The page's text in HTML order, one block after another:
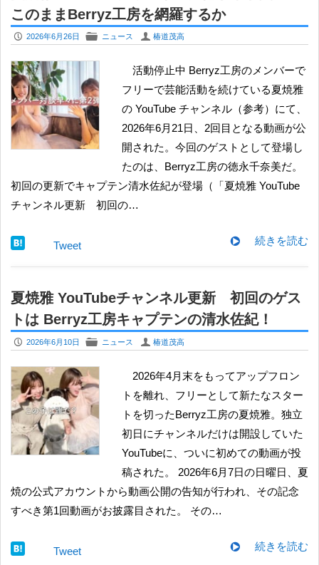
このままBerryz工房を網羅するか
P 2026年6月26日 F ニュース U 椿道茂高
活動停止中 Berryz工房のメンバーで
フリーで芸能活動を続けている夏焼雅
の YouTube チャンネル（参考）にて、
2026年6月21日、2回目となる動画が公
開された。今回のゲストとして登場し
たのは、Berryz工房の徳永千奈美だ。
初回の更新でキャプテン清水佐紀が登場（「夏焼雅 YouTube
チャンネル更新 初回の…
続きを読む
Tweet
夏焼雅 YouTubeチャンネル更新 初回のゲス
トは Berryz工房キャプテンの清水佐紀！
P 2026年6月10日 F ニュース U 椿道茂高
2026年4月末をもってアップフロン
トを離れ、フリーとして新たなスター
トを切ったBerryz工房の夏焼雅。独立
初日にチャンネルだけは開設していた
YouTubeに、ついに初めての動画が投
稿された。 2026年6月7日の日曜日、夏
焼の公式アカウントから動画公開の告知が行われ、その記念
すべき第1回動画がお披露目された。 その…
続きを読む
Tweet